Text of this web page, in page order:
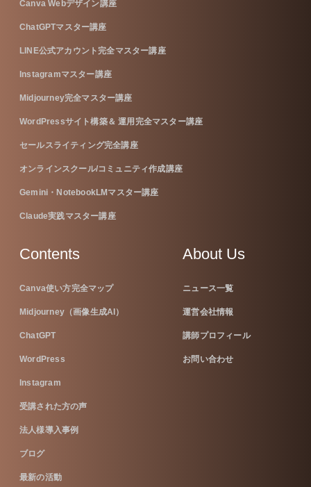
Canva Webデザイン講座
ChatGPTマスター講座
LINE公式アカウント完全マスター講座
Instagramマスター講座
Midjourney完全マスター講座
WordPressサイト構築＆ 運用完全マスター講座
セールスライティング完全講座
オンラインスクール/コミュニティ作成講座
Gemini・NotebookLMマスター講座
Claude実践マスター講座
Contents
Canva使い方完全マップ
Midjourney（画像生成AI）
ChatGPT
WordPress
Instagram
受講された方の声
法人様導入事例
ブログ
最新の活動
About Us
ニュース一覧
運営会社情報
講師プロフィール
お問い合わせ